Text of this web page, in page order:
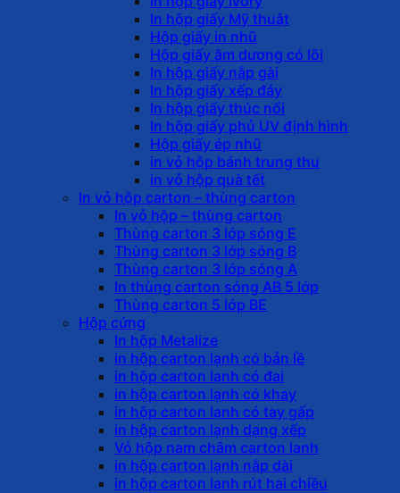
In hộp giấy Mỹ thuật
Hộp giấy in nhũ
Hộp giấy âm dương có lõi
In hộp giấy nắp gài
In hộp giấy xếp đáy
In hộp giấy thúc nổi
In hộp giấy phủ UV định hình
Hộp giấy ép nhũ
in vỏ hộp bánh trung thu
in vỏ hộp quà tết
In vỏ hộp carton – thùng carton
In vỏ hộp – thùng carton
Thùng carton 3 lớp sóng E
Thùng carton 3 lớp sóng B
Thùng carton 3 lớp sóng A
In thùng carton sóng AB 5 lớp
Thùng carton 5 lớp BE
Hộp cứng
In hộp Metalize
in hộp carton lạnh có bản lề
in hộp carton lạnh có đai
in hộp carton lạnh có khay
in hộp carton lạnh có tay gấp
in hộp carton lạnh dạng xếp
Vỏ hộp nam châm carton lạnh
in hộp carton lạnh nắp dài
in hộp carton lạnh rút hai chiều